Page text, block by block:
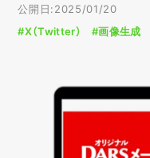
目的別
店舗誘引
公開日:2025/01/20
#X（Twitter）
#画像生成